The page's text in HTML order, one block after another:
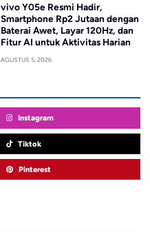
vivo Y05e Resmi Hadir,
Smartphone Rp2 Jutaan dengan
Baterai Awet, Layar 120Hz, dan
Fitur AI untuk Aktivitas Harian
AGUSTUS 5, 2026
Instagram
Tiktok
Pinterest